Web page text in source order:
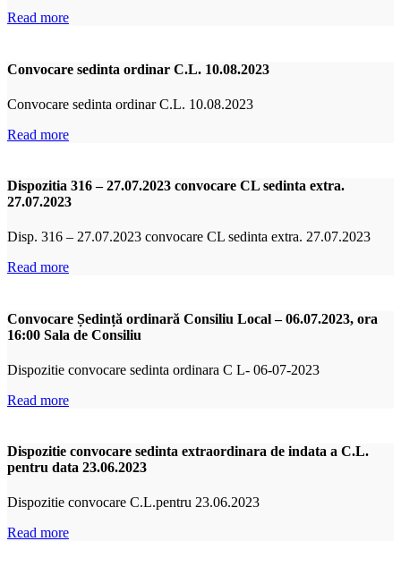
Read more
Convocare sedinta ordinar C.L. 10.08.2023
Convocare sedinta ordinar C.L. 10.08.2023
Read more
Dispozitia 316 – 27.07.2023 convocare CL sedinta extra.
27.07.2023
Disp. 316 – 27.07.2023 convocare CL sedinta extra. 27.07.2023
Read more
Convocare Ședință ordinară Consiliu Local – 06.07.2023, ora
16:00 Sala de Consiliu
Dispozitie convocare sedinta ordinara C L- 06-07-2023
Read more
Dispozitie convocare sedinta extraordinara de indata a C.L.
pentru data 23.06.2023
Dispozitie convocare C.L.pentru 23.06.2023
Read more